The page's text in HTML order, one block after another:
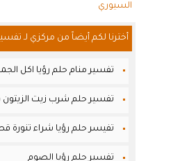
السيوري
أخترنا لكم أيضاً من مركزي لـ
تفسير منام حلم رؤيا اكل
تفسير حلم شرب زيت الزيتون
تفيسر حلم رؤيا شراء تنورة
تفسير حلم رؤيا الصوم